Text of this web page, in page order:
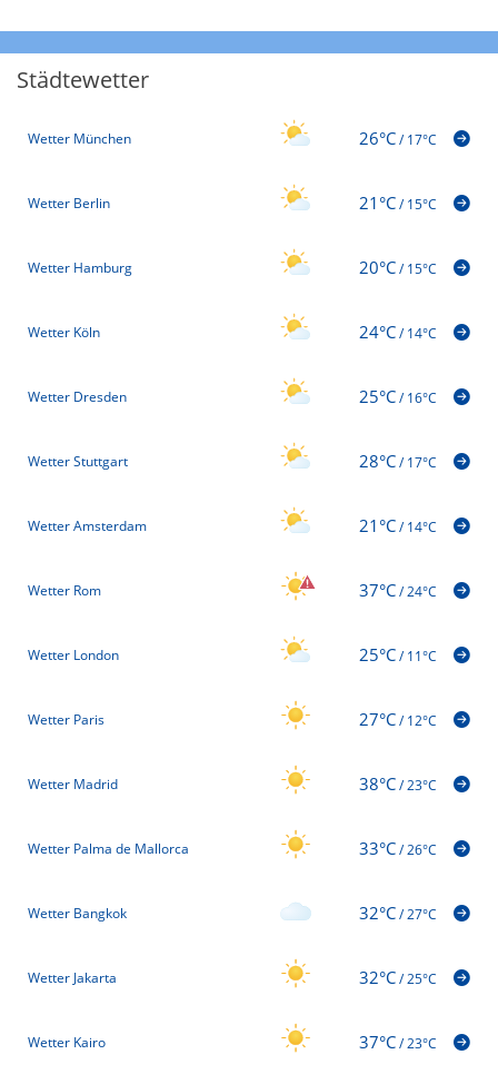
Städtewetter
Wetter München 26°C/17°C
Wetter Berlin 21°C/15°C
Wetter Hamburg 20°C/15°C
Wetter Köln 24°C/14°C
Wetter Dresden 25°C/16°C
Wetter Stuttgart 28°C/17°C
Wetter Amsterdam 21°C/14°C
Wetter Rom 37°C/24°C
Wetter London 25°C/11°C
Wetter Paris 27°C/12°C
Wetter Madrid 38°C/23°C
Wetter Palma de Mallorca 33°C/26°C
Wetter Bangkok 32°C/27°C
Wetter Jakarta 32°C/25°C
Wetter Kairo 37°C/23°C